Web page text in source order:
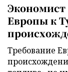
Экономист
Европы к
Требование